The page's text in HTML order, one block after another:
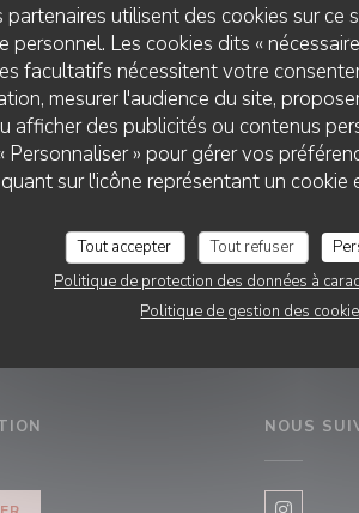
partenaires utilisent des cookies sur
personnel. Les cookies dits «
facultatifs nécessitent votre
mesurer l'audience du site,
afficher des publicités ou contenus
Personnaliser » pour gérer vos
sur l'icône représentant un cookie
Tout accepter Tout refuser
Politique de protection des données à
Politique de gestion des
par Alexandre Jardin,
L'ARTICLE((OUVRE UNE NOUVELLE
NOUS